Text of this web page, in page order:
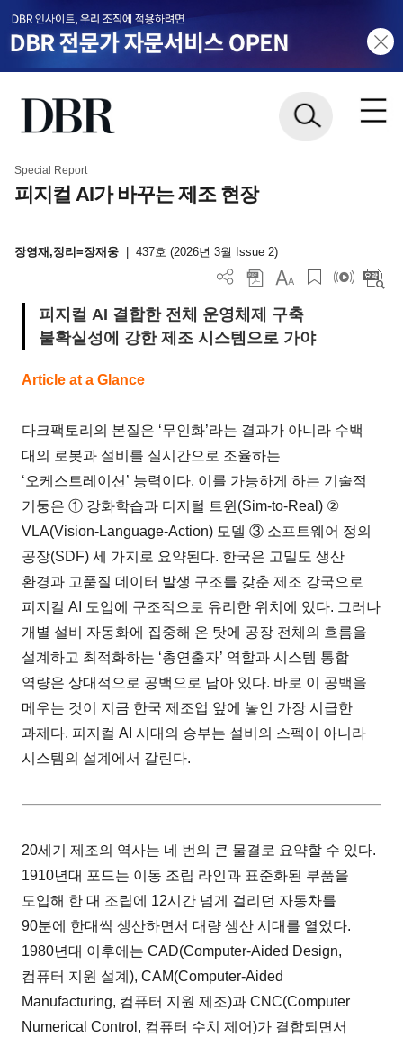
Special Report
피지컬 AI가 바꾸는 제조 현장
장영재,정리=장재웅 437호 (2026년 3월 Issue 2)
피지컬 AI 결합한 전체 운영체제 구축
불확실성에 강한 제조 시스템으로 가야
Article at a Glance
다크팩토리의 본질은 ‘무인화’라는 결과가 아니라 수백
대의 로봇과 설비를 실시간으로 조율하는
‘오케스트레이션’ 능력이다. 이를 가능하게 하는 기술적
기둥은 ① 강화학습과 디지털 트윈(Sim-to-Real) ②
VLA(Vision-Language-Action) 모델 ③ 소프트웨어 정의
공장(SDF) 세 가지로 요약된다. 한국은 고밀도 생산
환경과 고품질 데이터 발생 구조를 갖춘 제조 강국으로
피지컬 AI 도입에 구조적으로 유리한 위치에 있다. 그러나
개별 설비 자동화에 집중해 온 탓에 공장 전체의 흐름을
설계하고 최적화하는 ‘총연출자’ 역할과 시스템 통합
역량은 상대적으로 공백으로 남아 있다. 바로 이 공백을
메우는 것이 지금 한국 제조업 앞에 놓인 가장 시급한
과제다. 피지컬 AI 시대의 승부는 설비의 스펙이 아니라
시스템의 설계에서 갈린다.
20세기 제조의 역사는 네 번의 큰 물결로 요약할 수 있다.
1910년대 포드는 이동 조립 라인과 표준화된 부품을
도입해 한 대 조립에 12시간 넘게 걸리던 자동차를
90분에 한대씩 생산하면서 대량 생산 시대를 열었다.
1980년대 이후에는 CAD(Computer-Aided Design,
컴퓨터 지원 설계), CAM(Computer-Aided
Manufacturing, 컴퓨터 지원 제조)과 CNC(Computer
Numerical Control, 컴퓨터 수치 제어)가 결합되면서